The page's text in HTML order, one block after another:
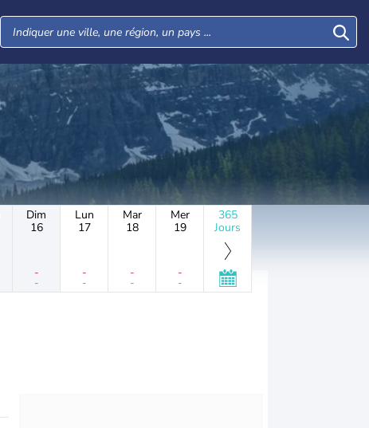
Dim
16
-
-
Lun
17
-
-
Mar
18
-
-
Mer
19
-
-
365
Jours